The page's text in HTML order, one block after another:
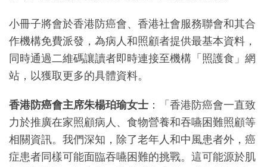
小冊子將會於香港防癌會、香港社會服務聯會和其合
作機構免費派發，為病人和照顧者提供最基本資料，
同時通過二維碼讓讀者即時連接至機構「照護食」網
站，以獲取更多的具體資料。
香港防癌會主席朱楊珀瑜女士 ：「香港防癌會一直致
力於推廣在家照顧病人、食物營養和吞嚥困難照顧等
相關資訊。我們深知，除了老年人和中風患者外，癌
症患者同樣可能面臨吞嚥困難的挑戰。這可能源於肌